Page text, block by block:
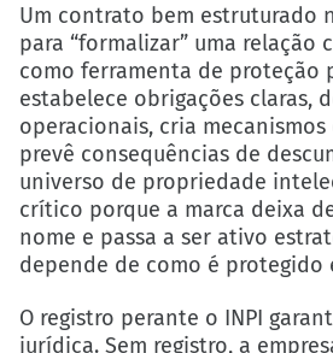
Um contrato bem estruturado
para “formalizar” uma relação
como ferramenta de proteção
estabelece obrigações claras,
operacionais, cria
prevê consequências de
universo de propriedade
crítico porque a marca deixa
nome e passa a ser ativo
depende de como é protegido
O registro perante o INPI
jurídica. Sem registro, a